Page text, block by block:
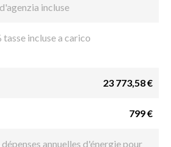
incluse
tasse incluse a carico
23 773,58 €
799 €
annuelles d'énergie pour